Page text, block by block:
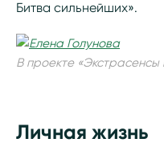
Битва сильнейших».
В проекте
Личная жизнь